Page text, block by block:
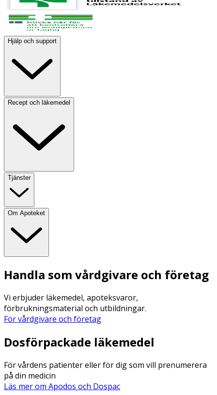
Hjälp och support
Recept och läkemedel
Tjänster
Om Apoteket
Handla som vårdgivare och företag
Vi erbjuder läkemedel, apoteksvaror,
förbrukningsmaterial och utbildningar.
För vårdgivare och företag
Dosförpackade läkemedel
För vårdens patienter eller för dig som vill prenumerera
på din medicin
Läs mer om Apodos och Dospac